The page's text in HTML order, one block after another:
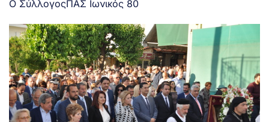
O ΣύλλογοςΠΑΣ Ιωνικός 80